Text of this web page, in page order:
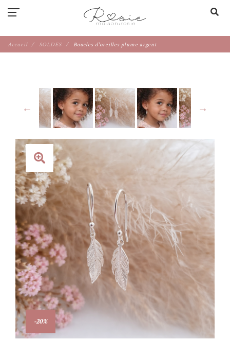
Accueil SOLDES Boucles d'oreilles plume argent
-20%